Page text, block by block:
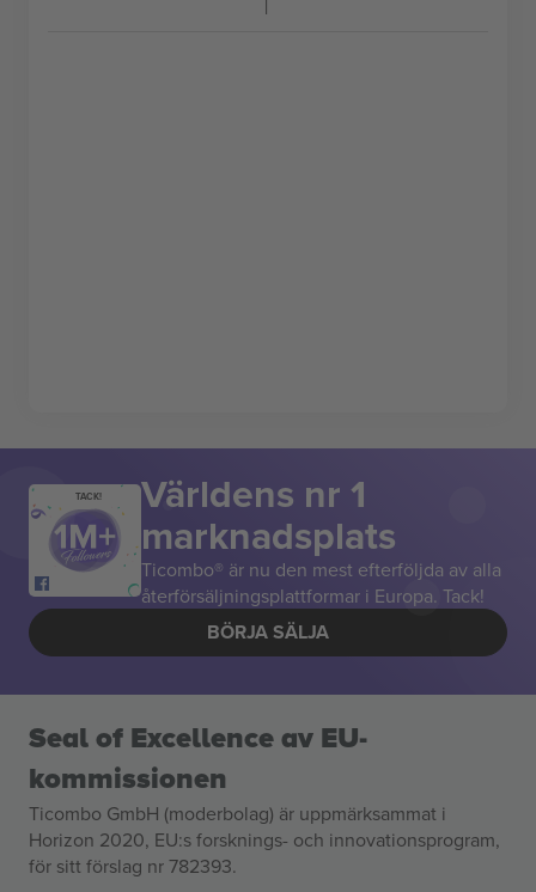
TACK! Världens nr 1
marknadsplats
Ticombo® är nu den mest efterföljda av alla
återförsäljningsplattformar i Europa. Tack!
BÖRJA SÄLJA
Seal of Excellence av EU-
kommissionen
Ticombo GmbH (moderbolag) är uppmärksammat i
Horizon 2020, EU:s forsknings- och innovationsprogram,
för sitt förslag nr 782393.